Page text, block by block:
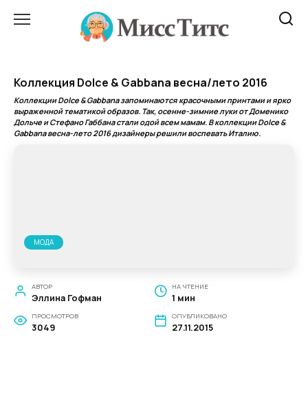
Коллекция Dolce & Gabbana весна/лето 2016
Коллекции Dolce & Gabbana запоминаются красочными принтами и ярко
выраженной тематикой образов. Так, осенне-зимние луки от Доменико
Дольче и Стефано Габбана стали одой всем мамам. В коллекции Dolce &
Gabbana весна-лето 2016 дизайнеры решили воспевать Италию.
МОДА
АВТОР
Эллина Гофман
НА ЧТЕНИЕ
1 мин
ПРОСМОТРОВ
3049
ОПУБЛИКОВАНО
27.11.2015